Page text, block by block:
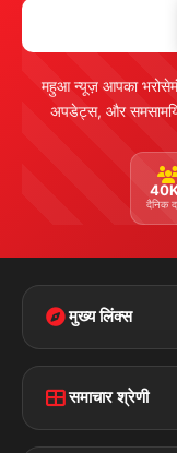
महुआ न्यूज़ आपका
अपडेट्स, और
दैनिक
मुख्य लिंक्स
समाचार श्रेणी